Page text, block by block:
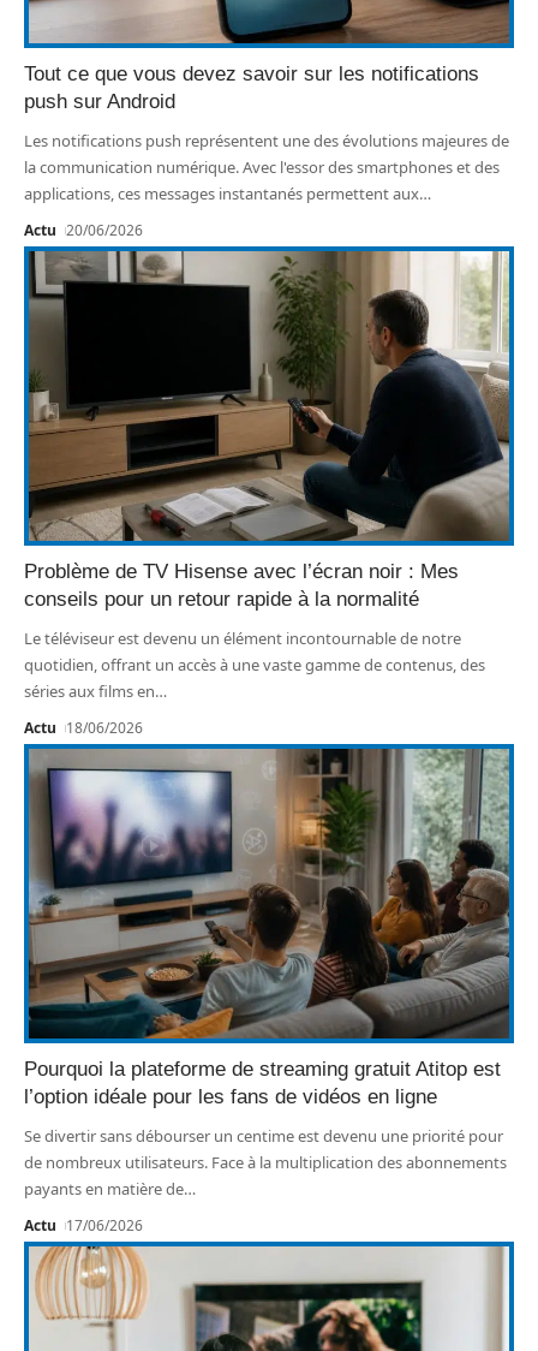
Tout ce que vous devez savoir sur les notifications
push sur Android
Les notifications push représentent une des évolutions majeures de
la communication numérique. Avec l'essor des smartphones et des
applications, ces messages instantanés permettent aux…
Actu 20/06/2026
Problème de TV Hisense avec l’écran noir : Mes
conseils pour un retour rapide à la normalité
Le téléviseur est devenu un élément incontournable de notre
quotidien, offrant un accès à une vaste gamme de contenus, des
séries aux films en…
Actu 18/06/2026
Pourquoi la plateforme de streaming gratuit Atitop est
l’option idéale pour les fans de vidéos en ligne
Se divertir sans débourser un centime est devenu une priorité pour
de nombreux utilisateurs. Face à la multiplication des abonnements
payants en matière de…
Actu 17/06/2026